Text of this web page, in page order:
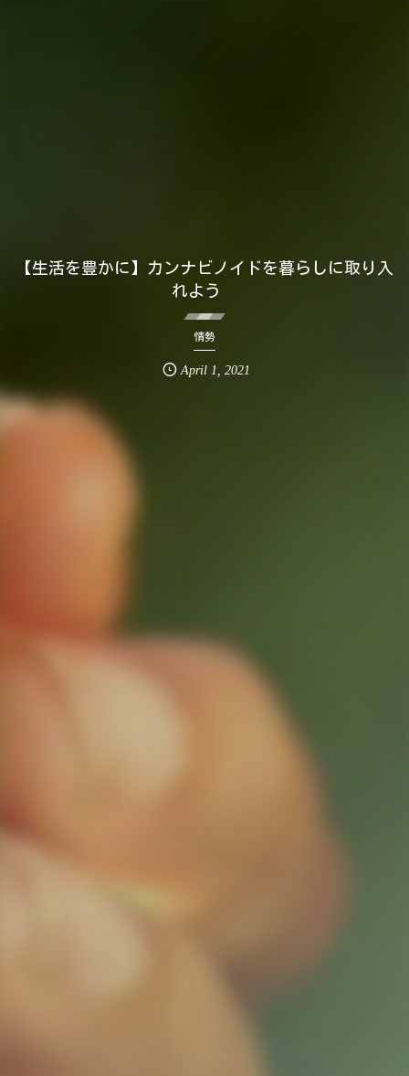
【生活を豊かに】カンナビノイドを暮らしに取り入
れよう
情勢
April 1, 2021